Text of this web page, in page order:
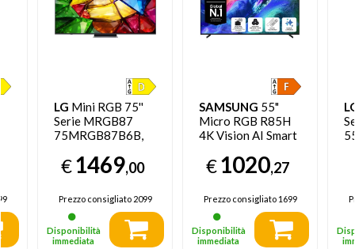
LG Mini RGB 75''
Serie MRGB87
75MRGB87B6B,
Color Pro, Dolby
Vision, Motion
Booster 288,
SMART TV 2026
€1469,00
Prezzo consigliato2099
Disponibilità
immediata
SAMSUNG 55"
Micro RGB R85H
4K Vision AI Smart
€1020,27
Prezzo consigliato1699
Disponibilità
immediata